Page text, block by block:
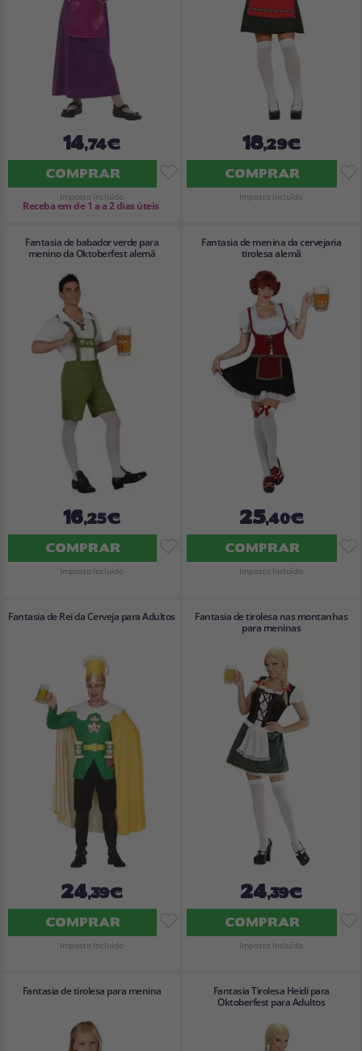
14,74€
COMPRAR
Imposto Incluído
Receba em de 1 a a 2 dias úteis
18,29€
COMPRAR
Imposto Incluído
Fantasia de babador verde para
menino da Oktoberfest alemã
16,25€
COMPRAR
Imposto Incluído
Fantasia de menina da cervejaria
tirolesa alemã
25,40€
COMPRAR
Imposto Incluído
Fantasia de Rei da Cerveja para Adultos
24,39€
COMPRAR
Imposto Incluído
Fantasia de tirolesa nas montanhas
para meninas
24,39€
COMPRAR
Imposto Incluído
Fantasia de tirolesa para menina
Fantasia Tirolesa Heidi para
Oktoberfest para Adultos